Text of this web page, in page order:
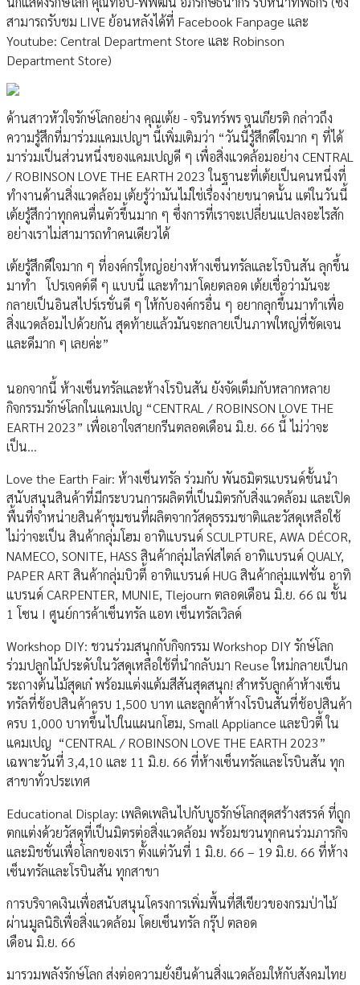
สามารถรับชม LIVE ย้อนหลังได้ที่ Facebook Fanpage และ
Youtube: Central Department Store และ Robinson
Department Store)
ด้านสาวหัวใจรักษ์โลกอย่าง คุณเต้ย - จรินทร์พร จุนเกียรติ กล่าวถึง
ความรู้สึกที่มาร่วมแคมเปญฯ นี้เพิ่มเติมว่า “วันนี้รู้สึกดีใจมาก ๆ ที่ได้
มาร่วมเป็นส่วนหนึ่งของแคมเปญดี ๆ เพื่อสิ่งแวดล้อมอย่าง CENTRAL
/ ROBINSON LOVE THE EARTH 2023 ในฐานะที่เต้ยเป็นคนหนึ่งที่
ทำงานด้านสิ่งแวดล้อม เต้ยรู้ว่ามันไม่ใช่เรื่องง่ายขนาดนั้น แต่ในวันนี้
เต้ยรู้สึกว่าทุกคนตื่นตัวขึ้นมาก ๆ ซึ่งการที่เราจะเปลี่ยนแปลงอะไรสัก
อย่างเราไม่สามารถทำคนเดียวได้
เต้ยรู้สึกดีใจมาก ๆ ที่องค์กรใหญ่อย่างห้างเซ็นทรัลและโรบินสัน ลุกขึ้น
มาทำ โปรเจคต์ดี ๆ แบบนี้ และทำมาโดยตลอด เต้ยเชื่อว่ามันจะ
กลายเป็นอินสไปร์เรชั่นดี ๆ ให้กับองค์กรอื่น ๆ อยากลุกขึ้นมาทำเพื่อ
สิ่งแวดล้อมไปด้วยกัน สุดท้ายแล้วมันจะกลายเป็นภาพใหญ่ที่ชัดเจน
และดีมาก ๆ เลยค่ะ”
นอกจากนี้ ห้างเซ็นทรัลและห้างโรบินสัน ยังจัดเต็มกับหลากหลาย
กิจกรรมรักษ์โลกในแคมเปญ “CENTRAL / ROBINSON LOVE THE
EARTH 2023” เพื่อเอาใจสายกรีนตลอดเดือน มิ.ย. 66 นี้ ไม่ว่าจะ
เป็น...
Love the Earth Fair: ห้างเซ็นทรัล ร่วมกับ พันธมิตรแบรนด์ชั้นนำ
สนับสนุนสินค้าที่มีกระบวนการผลิตที่เป็นมิตรกับสิ่งแวดล้อม และเปิด
พื้นที่จำหน่ายสินค้าชุมชนที่ผลิตจากวัสดุธรรมชาติและวัสดุเหลือใช้
ไม่ว่าจะเป็น สินค้ากลุ่มโฮม อาทิแบรนด์ SCULPTURE, AWA DÉCOR,
NAMECO, SONITE, HASS สินค้ากลุ่มไลฟ์สไตล์ อาทิแบรนด์ QUALY,
PAPER ART สินค้ากลุ่มบิวตี้ อาทิแบรนด์ HUG สินค้ากลุ่มแฟชั่น อาทิ
แบรนด์ CARPENTER, MUNIE, Tlejourn ตลอดเดือน มิ.ย. 66 ณ ชั้น
1 โซน I ศูนย์การค้าเซ็นทรัล แอท เซ็นทรัลเวิลด์
Workshop DIY: ชวนร่วมสนุกกับกิจกรรม Workshop DIY รักษ์โลก
ร่วมปลูกไม้ประดับในวัสดุเหลือใช้ที่นำกลับมา Reuse ใหม่กลายเป็นก
ระถางต้นไม้สุดเก๋ พร้อมแต่งแต้มสีสันสุดสนุก! สำหรับลูกค้าห้างเซ็น
ทรัลที่ช้อปสินค้าครบ 1,500 บาท และลูกค้าห้างโรบินสันที่ช้อปสินค้า
ครบ 1,000 บาทขึ้นไปในแผนกโฮม, Small Appliance และบิวตี้ ใน
แคมเปญ “CENTRAL / ROBINSON LOVE THE EARTH 2023”
เฉพาะวันที่ 3,4,10 และ 11 มิ.ย. 66 ที่ห้างเซ็นทรัลและโรบินสัน ทุก
สาขาทั่วประเทศ
Educational Display: เพลิดเพลินไปกับบูธรักษ์โลกสุดสร้างสรรค์ ที่ถูก
ตกแต่งด้วยวัสดุที่เป็นมิตรต่อสิ่งแวดล้อม พร้อมชวนทุกคนร่วมภารกิจ
และมิชชั่นเพื่อโลกของเรา ตั้งแต่วันที่ 1 มิ.ย. 66 – 19 มิ.ย. 66 ที่ห้าง
เซ็นทรัลและโรบินสัน ทุกสาขา
การบริจาคเงินเพื่อสนับสนุนโครงการเพิ่มพื้นที่สีเขียวของกรมป่าไม้
ผ่านมูลนิธิเพื่อสิ่งแวดล้อม โดยเซ็นทรัล กรุ๊ป ตลอด
เดือน มิ.ย. 66
มารวมพลังรักษ์โลก ส่งต่อความยั่งยืนด้านสิ่งแวดล้อมให้กับสังคมไทย